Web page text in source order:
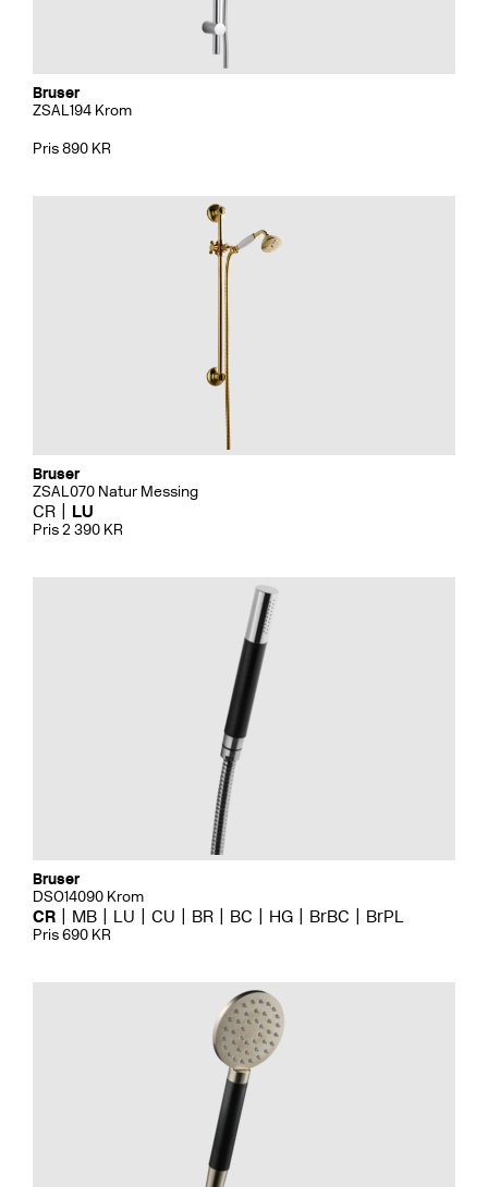
Bruser
ZSAL194 Krom
Pris 890 KR
Bruser
ZSAL070 Natur Messing
CR LU
Pris 2 390 KR
Bruser
DSO14090 Krom
CR MB LU CU BR BC HG BrBC BrPL
Pris 690 KR